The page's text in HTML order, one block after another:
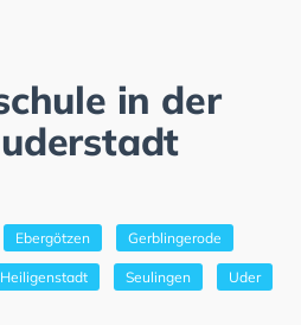
in der
Ebergötzen Gerblingerode
Seulingen Uder